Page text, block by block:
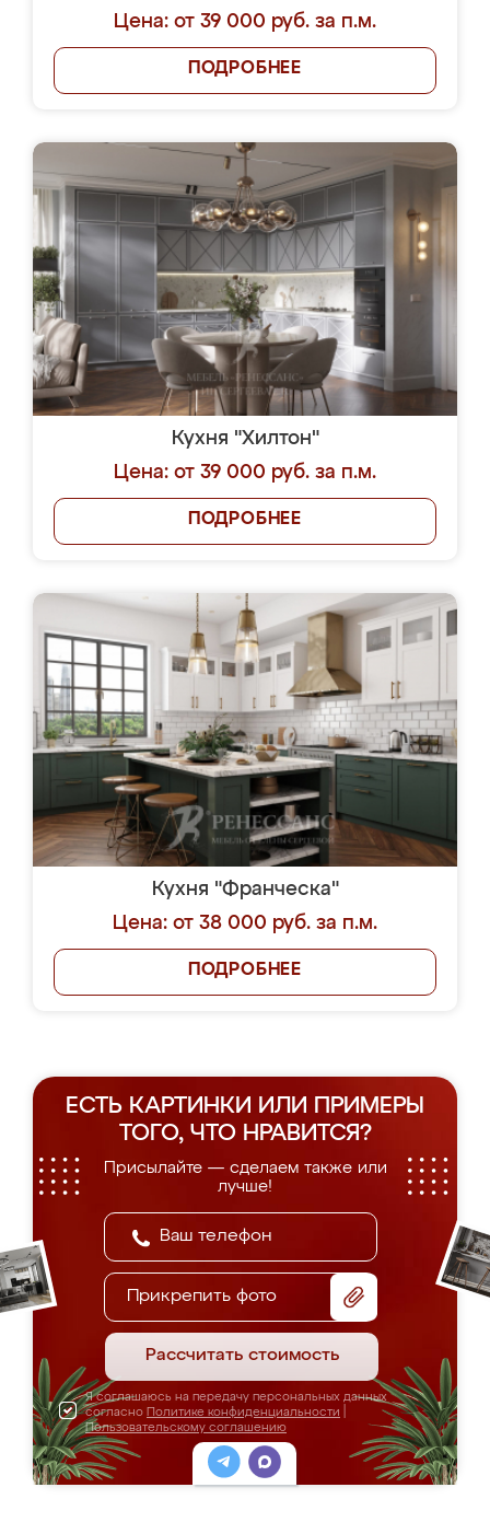
Цена: от 39 000 руб. за п.м.
ПОДРОБНЕЕ
Кухня "Хилтон"
Цена: от 39 000 руб. за п.м.
ПОДРОБНЕЕ
Кухня "Франческа"
Цена: от 38 000 руб. за п.м.
ПОДРОБНЕЕ
ЕСТЬ КАРТИНКИ ИЛИ ПРИМЕРЫ
ТОГО, ЧТО НРАВИТСЯ?
Присылайте — сделаем также или
лучше!
Прикрепить фото
Рассчитать стоимость
Я соглашаюсь на передачу персональных данных
согласно Политике конфиденциальности
Пользовательскому соглашению